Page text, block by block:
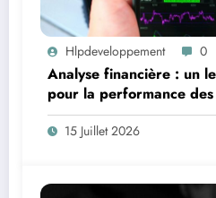
Hlpdeveloppement 0
Analyse financière : un
pour la performance
15 Juillet 2026